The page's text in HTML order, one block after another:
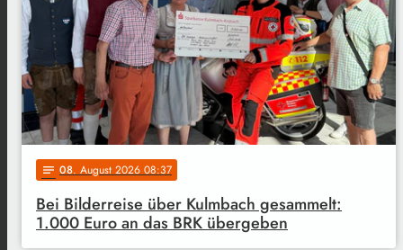
notes 08. August 2026 08:37
Bei Bilderreise über Kulmbach gesammelt:
1.000 Euro an das BRK übergeben